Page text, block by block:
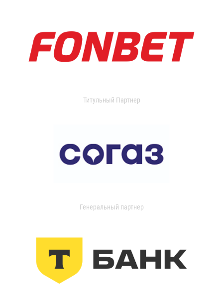
Титульный Партнер
Генеральный партнер